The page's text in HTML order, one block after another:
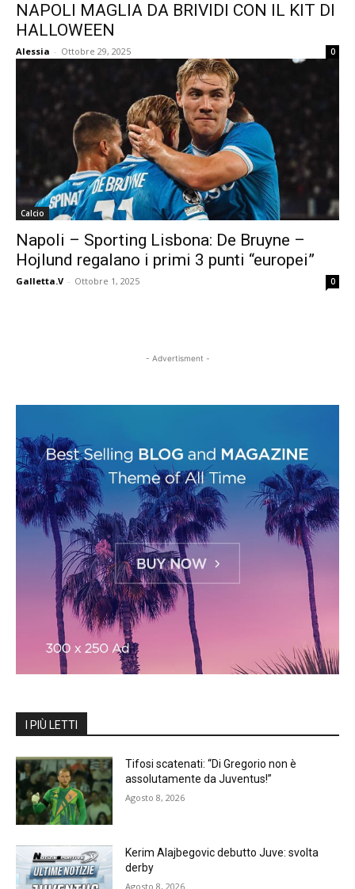
NAPOLI MAGLIA DA BRIVIDI CON IL KIT DI
HALLOWEEN
Alessia - Ottobre 29, 2025 0
Calcio
Napoli – Sporting Lisbona: De Bruyne –
Hojlund regalano i primi 3 punti “europei”
Galletta.V - Ottobre 1, 2025 0
- Advertisment -
I PIÙ LETTI
Tifosi scatenati: “Di Gregorio non è
assolutamente da Juventus!”
Agosto 8, 2026
Kerim Alajbegovic debutto Juve: svolta
derby
Agosto 8, 2026